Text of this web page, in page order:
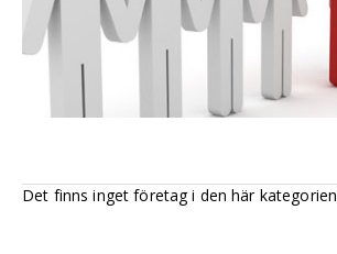
Det finns inget företag i den här kategorien